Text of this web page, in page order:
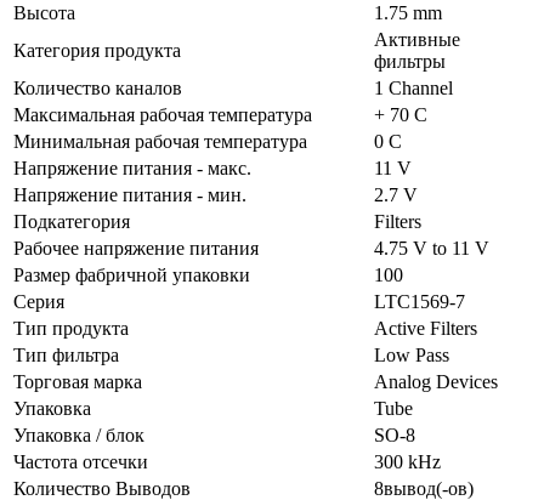
Высота
1.75 mm
Категория продукта
Активные
фильтры
Количество каналов
1 Channel
Максимальная рабочая температура
+ 70 C
Минимальная рабочая температура
0 C
Напряжение питания - макс.
11 V
Напряжение питания - мин.
2.7 V
Подкатегория
Filters
Рабочее напряжение питания
4.75 V to 11 V
Размер фабричной упаковки
100
Серия
LTC1569-7
Тип продукта
Active Filters
Тип фильтра
Low Pass
Торговая марка
Analog Devices
Упаковка
Tube
Упаковка / блок
SO-8
Частота отсечки
300 kHz
Количество Выводов
8вывод(-ов)